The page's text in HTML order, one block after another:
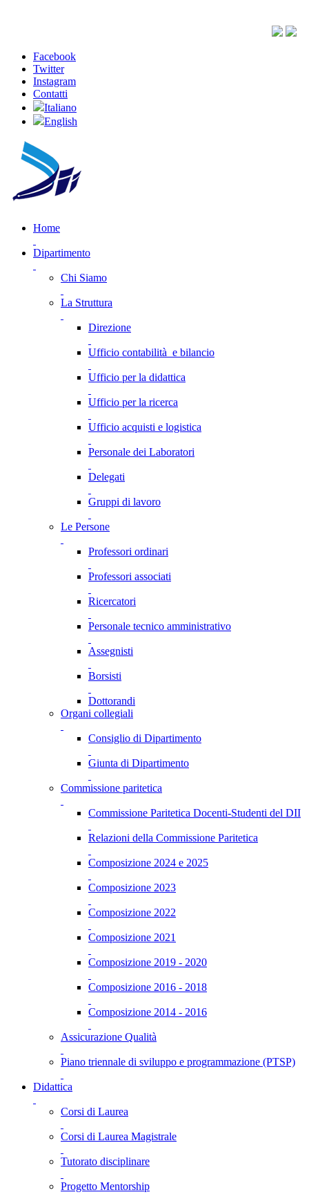
Facebook
Twitter
Instagram
Contatti
Italiano
English
Home
Dipartimento
Chi Siamo
La Struttura
Direzione
Ufficio contabilità e bilancio
Ufficio per la didattica
Ufficio per la ricerca
Ufficio acquisti e logistica
Personale dei Laboratori
Delegati
Gruppi di lavoro
Le Persone
Professori ordinari
Professori associati
Ricercatori
Personale tecnico amministrativo
Assegnisti
Borsisti
Dottorandi
Organi collegiali
Consiglio di Dipartimento
Giunta di Dipartimento
Commissione paritetica
Commissione Paritetica Docenti-Studenti del DII
Relazioni della Commissione Paritetica
Composizione 2024 e 2025
Composizione 2023
Composizione 2022
Composizione 2021
Composizione 2019 - 2020
Composizione 2016 - 2018
Composizione 2014 - 2016
Assicurazione Qualità
Piano triennale di sviluppo e programmazione (PTSP)
Didattica
Corsi di Laurea
Corsi di Laurea Magistrale
Tutorato disciplinare
Progetto Mentorship